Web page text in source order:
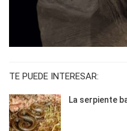
TE PUEDE INTERESAR:
La serpiente